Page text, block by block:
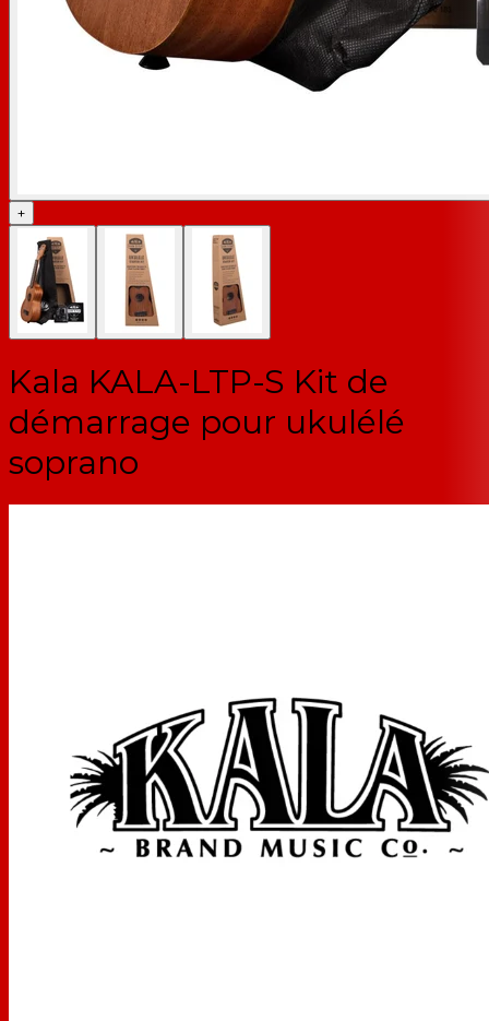
+
Kala KALA-LTP-S Kit de
démarrage pour ukulélé
soprano